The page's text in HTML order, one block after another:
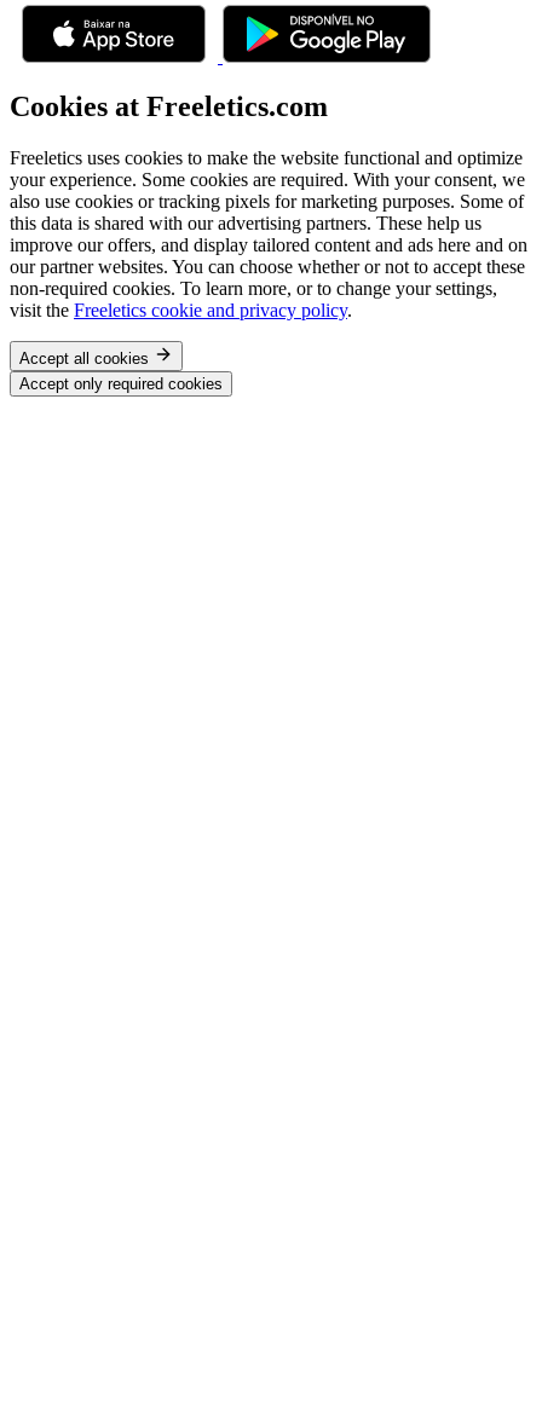
Cookies at Freeletics.com
Freeletics uses cookies to make the website functional and optimize
your experience. Some cookies are required. With your consent, we
also use cookies or tracking pixels for marketing purposes. Some of
this data is shared with our advertising partners. These help us
improve our offers, and display tailored content and ads here and on
our partner websites. You can choose whether or not to accept these
non-required cookies. To learn more, or to change your settings,
visit the Freeletics cookie and privacy policy.
Accept all cookies
Accept only required cookies